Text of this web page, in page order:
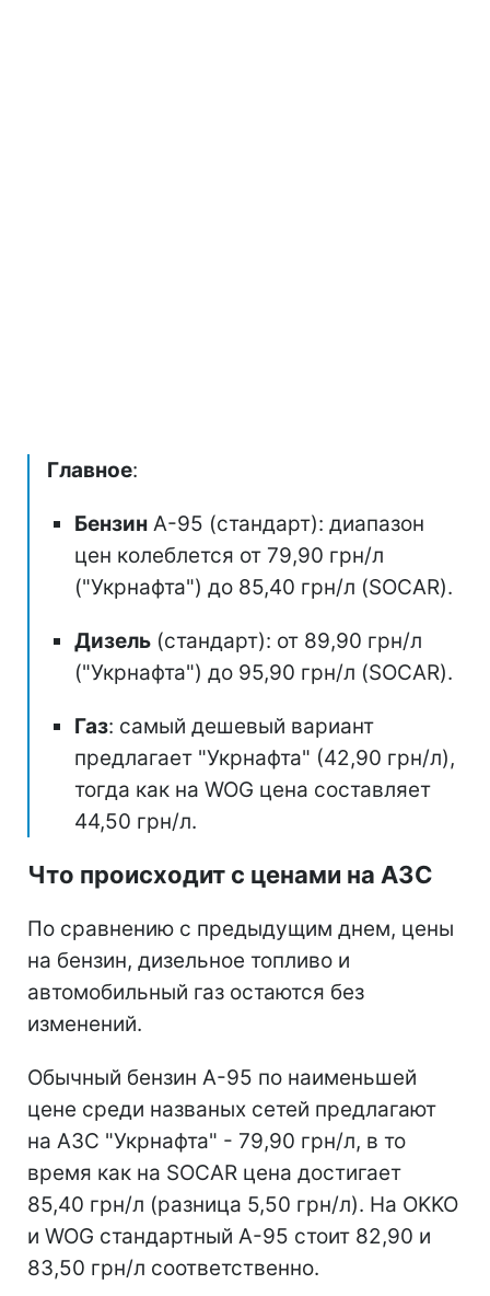
Главное:
Бензин А-95 (стандарт): диапазон
цен колеблется от 79,90 грн/л
("Укрнафта") до 85,40 грн/л (SOCAR).
Дизель (стандарт): от 89,90 грн/л
("Укрнафта") до 95,90 грн/л (SOCAR).
Газ: самый дешевый вариант
предлагает "Укрнафта" (42,90 грн/л),
тогда как на WOG цена составляет
44,50 грн/л.
Что происходит с ценами на АЗС
По сравнению с предыдущим днем, цены
на бензин, дизельное топливо и
автомобильный газ остаются без
изменений.
Обычный бензин А-95 по наименьшей
цене среди названых сетей предлагают
на АЗС "Укрнафта" - 79,90 грн/л, в то
время как на SOCAR цена достигает
85,40 грн/л (разница 5,50 грн/л). На OKKO
и WOG стандартный А-95 стоит 82,90 и
83,50 грн/л соответственно.